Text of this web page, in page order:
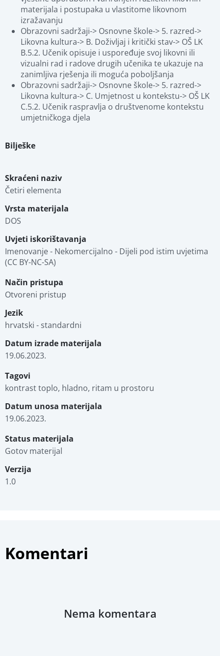
materijala i postupaka u vlastitome likovnom
izražavanju
Obrazovni sadržaji-> Osnovne škole-> 5. razred->
Likovna kultura-> B. Doživljaj i kritički stav-> OŠ LK
B.5.2. Učenik opisuje i uspoređuje svoj likovni ili
vizualni rad i radove drugih učenika te ukazuje na
zanimljiva rješenja ili moguća poboljšanja
Obrazovni sadržaji-> Osnovne škole-> 5. razred->
Likovna kultura-> C. Umjetnost u kontekstu-> OŠ LK
C.5.2. Učenik raspravlja o društvenome kontekstu
umjetničkoga djela
Bilješke
Skraćeni naziv
Četiri elementa
Vrsta materijala
DOS
Uvjeti iskorištavanja
Imenovanje - Nekomercijalno - Dijeli pod istim uvjetima
(CC BY-NC-SA)
Način pristupa
Otvoreni pristup
Jezik
hrvatski - standardni
Datum izrade materijala
19.06.2023.
Tagovi
kontrast toplo, hladno, ritam u prostoru
Datum unosa materijala
19.06.2023.
Status materijala
Gotov materijal
Verzija
1.0
Komentari
Nema komentara